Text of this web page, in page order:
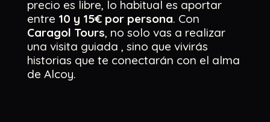
precio es libre, lo habitual es aportar
entre 10 y 15€ por persona. Con
Caragol Tours, no solo vas a realizar
una visita guiada , sino que vivirás
historias que te conectarán con el alma
de Alcoy.